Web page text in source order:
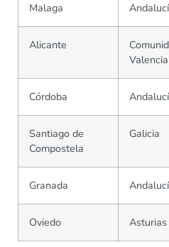
Malaga
Alicante
Córdoba
Santiago de
Compostela
Galicia
Granada
Oviedo Asturias